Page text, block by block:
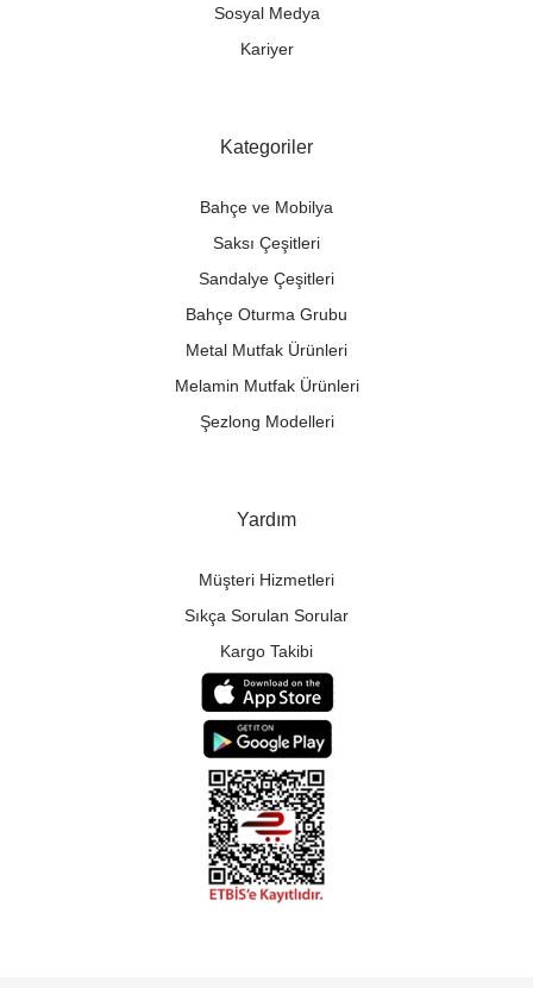
Sosyal Medya
Kariyer
Kategoriler
Bahçe ve Mobilya
Saksı Çeşitleri
Sandalye Çeşitleri
Bahçe Oturma Grubu
Metal Mutfak Ürünleri
Melamin Mutfak Ürünleri
Şezlong Modelleri
Yardım
Müşteri Hizmetleri
Sıkça Sorulan Sorular
Kargo Takibi